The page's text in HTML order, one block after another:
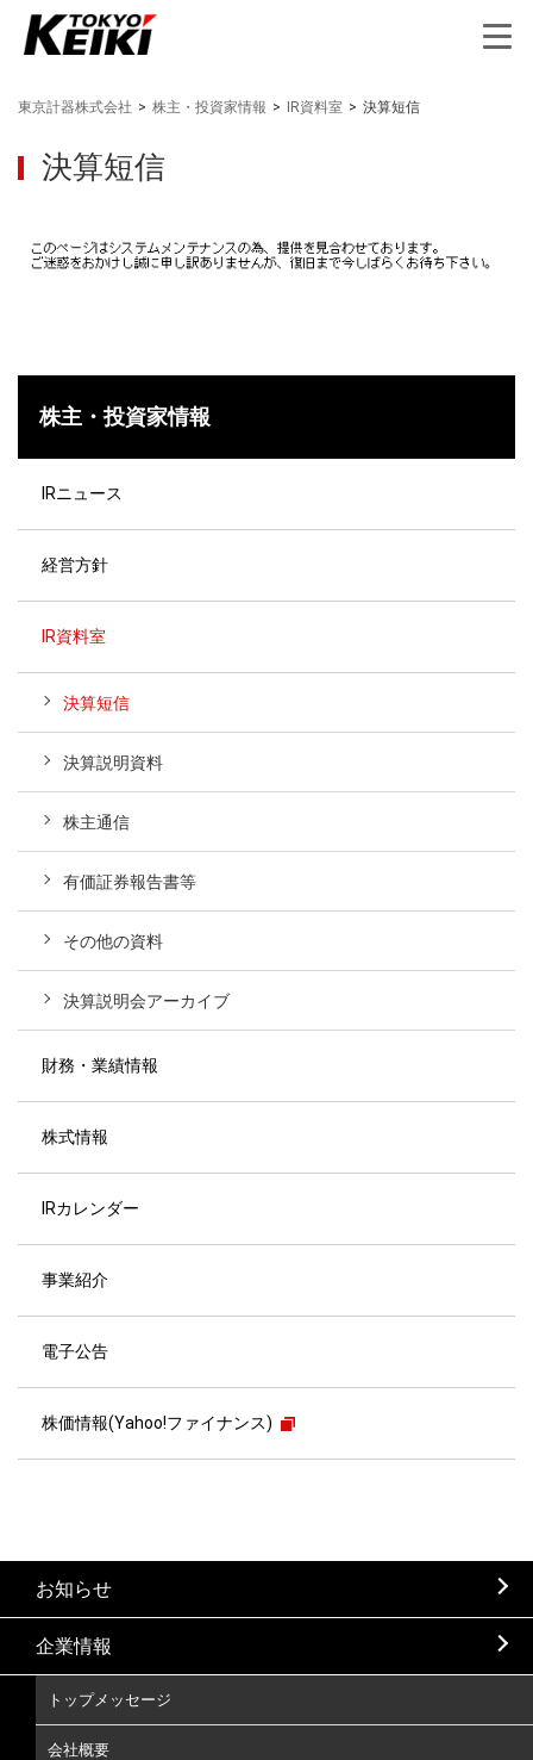
東京計器株式会社 > 株主・投資家情報 > IR資料室 > 決算短信
決算短信
株主・投資家情報
IRニュース
経営方針
IR資料室
決算短信
決算説明資料
株主通信
有価証券報告書等
その他の資料
決算説明会アーカイブ
財務・業績情報
株式情報
IRカレンダー
事業紹介
電子公告
株価情報(Yahoo!ファイナンス)
お知らせ
企業情報
トップメッセージ
会社概要